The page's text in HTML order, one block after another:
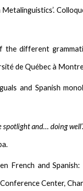
different
de Québec à
and Spanish
spotlight and… doing
French and
Center,